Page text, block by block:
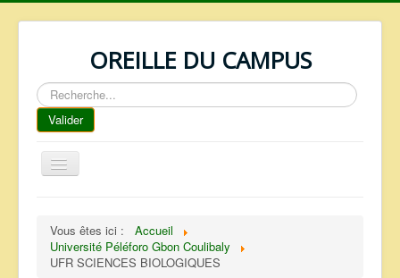
OREILLE DU CAMPUS
Rechercher
Valider
Basculer
la
REPERTOIRE
QUI SOMMES NOUS ?
Vous êtes ici :
Accueil
Université Péléforo Gbon Coulibaly
UFR SCIENCES BIOLOGIQUES